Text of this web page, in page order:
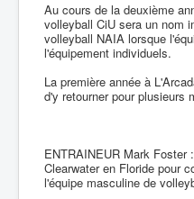
Au cours de la deuxième
volleyball CiU sera un nom
volleyball NAIA lorsque
l'équipement individuels.
La première année à
d'y retourner pour plusieurs
ENTRAINEUR Mark Foster
Clearwater en Floride pour
l'équipe masculine de